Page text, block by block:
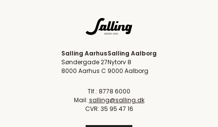
Salling Aarhus
Søndergade 27
8000 Aarhus C
Salling Aalborg
Nytorv 8
9000 Aalborg
Tlf.: 8778 6000
Mail: salling@salling.dk
CVR: 35 95 47 16